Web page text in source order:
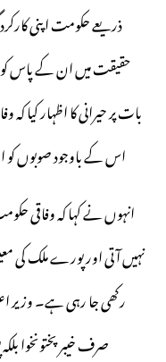
ذریعے حکومت اپنی
حقیقت میں ان کے پاس
بات پر حیرانی کا اظہار کیا
اس کے باوجود صوبوں
انہوں نے کہا کہ وفاقی
نہیں آتی اور پورے ملک کی
رکھی جا رہی ہے۔ وزیر
صرف خیبر پختونخوا